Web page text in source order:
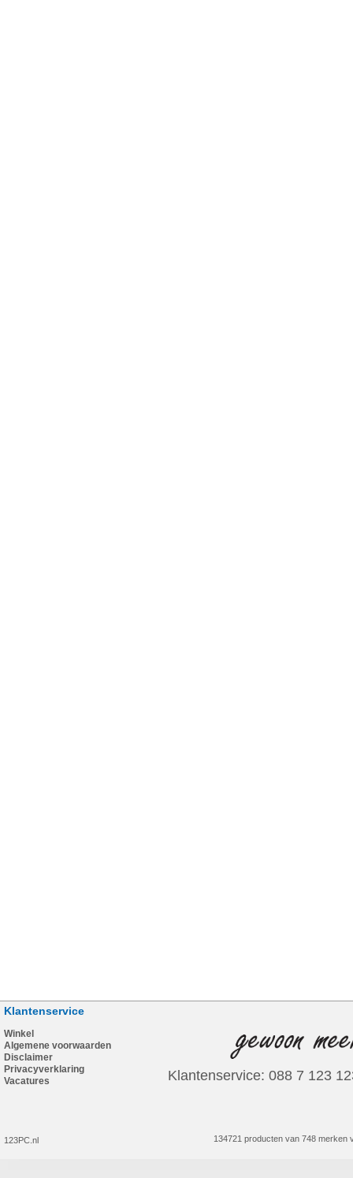
Klantenservice
Winkel
Algemene voorwaarden
Disclaimer
Privacyverklaring
Vacatures
123PC.nl
Klantenservice: 088 7 123
134721 producten van 748 merken